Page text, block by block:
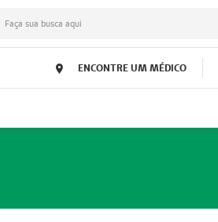
Faça sua busca aqui
ENCONTRE UM MÉDICO